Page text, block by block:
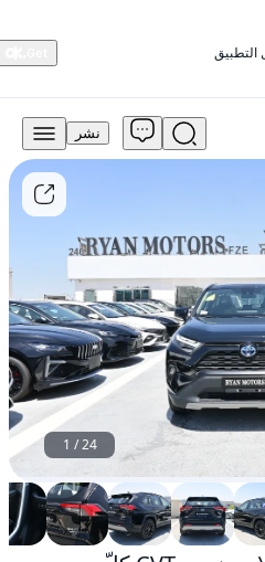
نشر
1 /24